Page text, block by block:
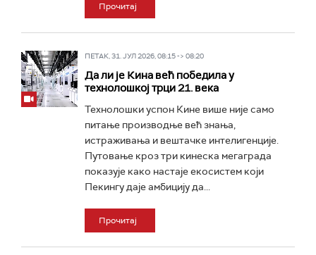
Прочитај
ПЕТАК, 31. ЈУЛ 2026, 08:15 -> 08:20
Да ли је Кина већ победила у
технолошкој трци 21. века
Технолошки успон Кине више није само
питање производње већ знања,
истраживања и вештачке интелигенције.
Путовање кроз три кинеска мегаграда
показује како настаје екосистем који
Пекингу даје амбицију да...
Прочитај